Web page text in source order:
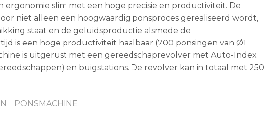
slim met een hoge precisie en productiviteit. De
niet alleen een hoogwaardig ponsproces gerealiseerd wordt,
staat en de geluidsproductie alsmede de
is een hoge productiviteit haalbaar (700 ponsingen van Ø1
is uitgerust met een gereedschaprevolver met Auto-Index
en buigstations. De revolver kan in totaal met 250
PONSMACHINE